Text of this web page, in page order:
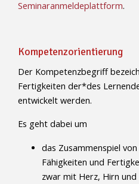
Seminaranmeldeplattform.
Kompetenzorientierung
Der Kompetenzbegriff
Fertigkeiten der*des
entwickelt werden.
Es geht dabei um
das Zusammenspiel
Fähigkeiten und
zwar mit Herz, Hirn und